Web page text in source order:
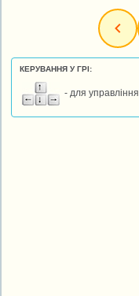
КЕРУВАННЯ У ГРІ:
- для управління